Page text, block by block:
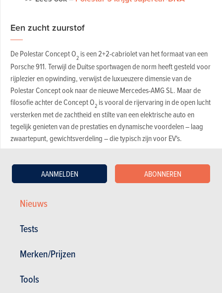
Nieuws
Tests
Merken/Prijzen
Tools
AANMELDEN ABONNEREN
Een zucht zuurstof
De Polestar Concept O2 is een 2+2-cabriolet van het formaat van een
Porsche 911. Terwijl de Duitse sportwagen de norm heeft gesteld voor
rijplezier en opwinding, verwijst de luxueuzere dimensie van de
Polestar Concept ook naar de nieuwe Mercedes-AMG SL. Maar de
filosofie achter de Concept O2is vooral de rijervaring in de open lucht
versterken met de zachtheid en stilte van een elektrische auto en
tegelijk genieten van de prestaties en dynamische voordelen – laag
zwaartepunt, gewichtsverdeling – die typisch zijn voor EV's.
en prijzen nieuwe EV-modellen